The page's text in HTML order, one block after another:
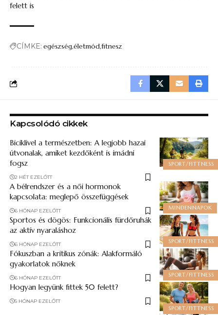
felett is
CÍMKE: egészségéletmódfitnesz
Kapcsolódó cikkek
SPORT/FITTNESS
Biciklivel a természetben: A legjobb hazai
útvonalak, amiket kezdőként is imádni
fogsz
2 HÉT EZELŐTT
MINDENNAPOK
A bélrendszer és a női hormonok
kapcsolata: meglepő összefüggések
6 HÓNAP EZELŐTT
SPORT/FITTNESS
Sportos és dögös: Funkcionális fürdőruhák
az aktív nyaraláshoz
6 HÓNAP EZELŐTT
SPORT/FITTNESS
Fókuszban a kritikus zónák: Alakformáló
gyakorlatok nőknek
6 HÓNAP EZELŐTT
SPORT/FITTNESS
Hogyan legyünk fittek 50 felett​?
5 HÓNAP EZELŐTT